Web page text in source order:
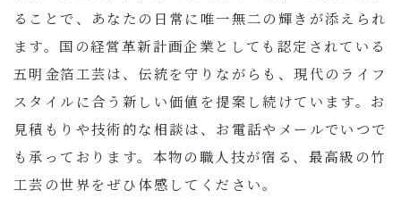
ることで、あなたの日常に唯一無二の輝きが添えられ
ます。国の経営革新計画企業としても認定されている
五明金箔工芸は、伝統を守りながらも、現代のライフ
スタイルに合う新しい価値を提案し続けています。お
見積もりや技術的な相談は、お電話やメールでいつで
も承っております。本物の職人技が宿る、最高級の竹
工芸の世界をぜひ体感してください。